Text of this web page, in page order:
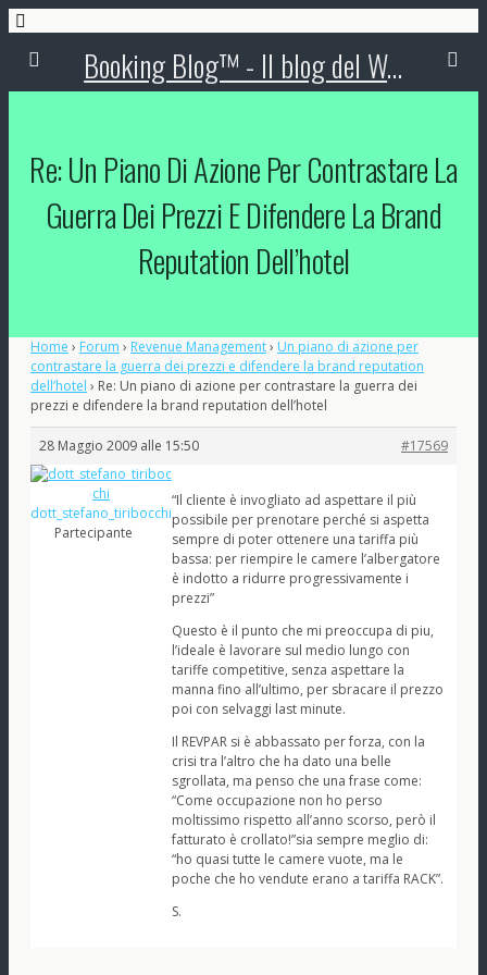
Booking Blog™ - Il blog del Web Marketing Turistico
Re: Un Piano Di Azione Per Contrastare La
Guerra Dei Prezzi E Difendere La Brand
Reputation Dell’hotel
Home › Forum › Revenue Management› Un piano di azione per
contrastare la guerra dei prezzi e difendere la brand reputation
dell’hotel › Re: Un piano di azione per contrastare la guerra dei
prezzi e difendere la brand reputation dell’hotel
28 Maggio 2009 alle 15:50 #17569
dott_stefano_tiribocchi
Partecipante
“Il cliente è invogliato ad aspettare il più
possibile per prenotare perché si aspetta
sempre di poter ottenere una tariffa più
bassa: per riempire le camere l’albergatore
è indotto a ridurre progressivamente i
prezzi”
Questo è il punto che mi preoccupa di piu,
l’ideale è lavorare sul medio lungo con
tariffe competitive, senza aspettare la
manna fino all’ultimo, per sbracare il prezzo
poi con selvaggi last minute.
Il REVPAR si è abbassato per forza, con la
crisi tra l’altro che ha dato una belle
sgrollata, ma penso che una frase come:
“Come occupazione non ho perso
moltissimo rispetto all’anno scorso, però il
fatturato è crollato!”sia sempre meglio di:
“ho quasi tutte le camere vuote, ma le
poche che ho vendute erano a tariffa RACK”.
S.